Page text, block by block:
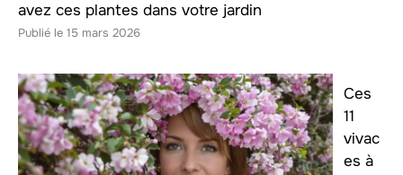
avez ces plantes dans votre jardin
15 mars 2026
Ces
11
vivac
es à